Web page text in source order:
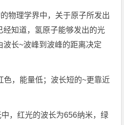
物理学界中，关于原子所发出
经知道，氢原子能够发出的光
波长~波峰到波峰的距离决定
色，能量低；波长短的~更靠近
，红光的波长为656纳米，绿